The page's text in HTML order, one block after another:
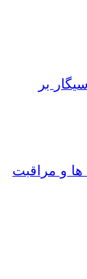
بر
و مراقبت